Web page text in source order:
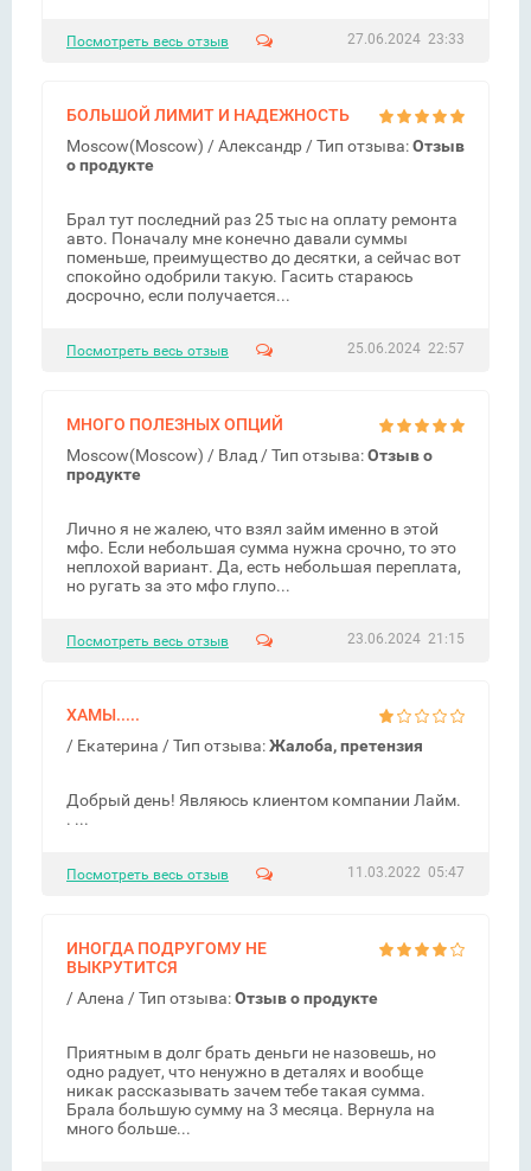
Посмотреть весь отзыв 27.06.2024 23:33
БОЛЬШОЙ ЛИМИТ И НАДЕЖНОСТЬ
Moscow(Moscow) /Александр / Тип отзыва:Отзыв
о продукте
Брал тут последний раз 25 тыс на оплату ремонта
авто. Поначалу мне конечно давали суммы
поменьше, преимущество до десятки, а сейчас вот
спокойно одобрили такую. Гасить стараюсь
досрочно, если получается...
Посмотреть весь отзыв 25.06.2024 22:57
МНОГО ПОЛЕЗНЫХ ОПЦИЙ
Moscow(Moscow) / Влад / Тип отзыва:Отзыв о
продукте
Лично я не жалею, что взял займ именно в этой
мфо. Если небольшая сумма нужна срочно, то это
неплохой вариант. Да, есть небольшая переплата,
но ругать за это мфо глупо...
Посмотреть весь отзыв 23.06.2024 21:15
ХАМЫ.....
/ Екатерина / Тип отзыва:Жалоба, претензия
Добрый день! Являюсь клиентом компании Лайм.
. ...
Посмотреть весь отзыв 11.03.2022 05:47
ИНОГДА ПОДРУГОМУ НЕ
ВЫКРУТИТСЯ
/Алена / Тип отзыва:Отзыв о продукте
Приятным в долг брать деньги не назовешь, но
одно радует, что ненужно в деталях и вообще
никак рассказывать зачем тебе такая сумма.
Брала большую сумму на 3 месяца. Вернула на
много больше...